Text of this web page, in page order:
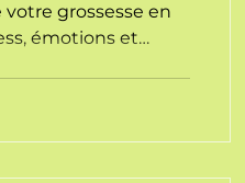
grossesse en
émotions et